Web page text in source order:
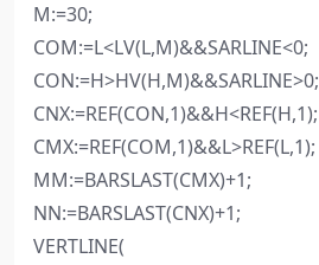
M:=30;
COM:=L<LV(L,M)&&SARLINE<0;
CON:=H>HV(H,M)&&SARLINE>0;
CNX:=REF(CON,1)&&H<REF(H,1);
CMX:=REF(COM,1)&&L>REF(L,1);
MM:=BARSLAST(CMX)+1;
NN:=BARSLAST(CNX)+1;
VERTLINE(